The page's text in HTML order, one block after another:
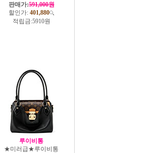
판매가:591,000원
할인가: 401,880
적립금:5910원
루이비통
★미러급★루이비통